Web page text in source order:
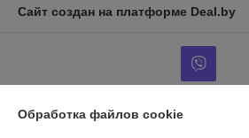
Сайт создан на платформе Deal.by
Обработка файлов cookie